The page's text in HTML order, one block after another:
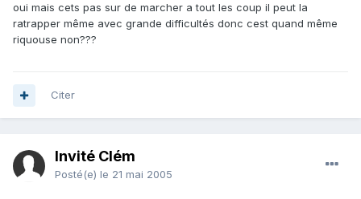
oui mais cets pas sur de marcher a tout les coup il peut la
ratrapper même avec grande difficultés donc cest quand même
riquouse non???
Citer
Invité Clém
Posté(e) le 21 mai 2005